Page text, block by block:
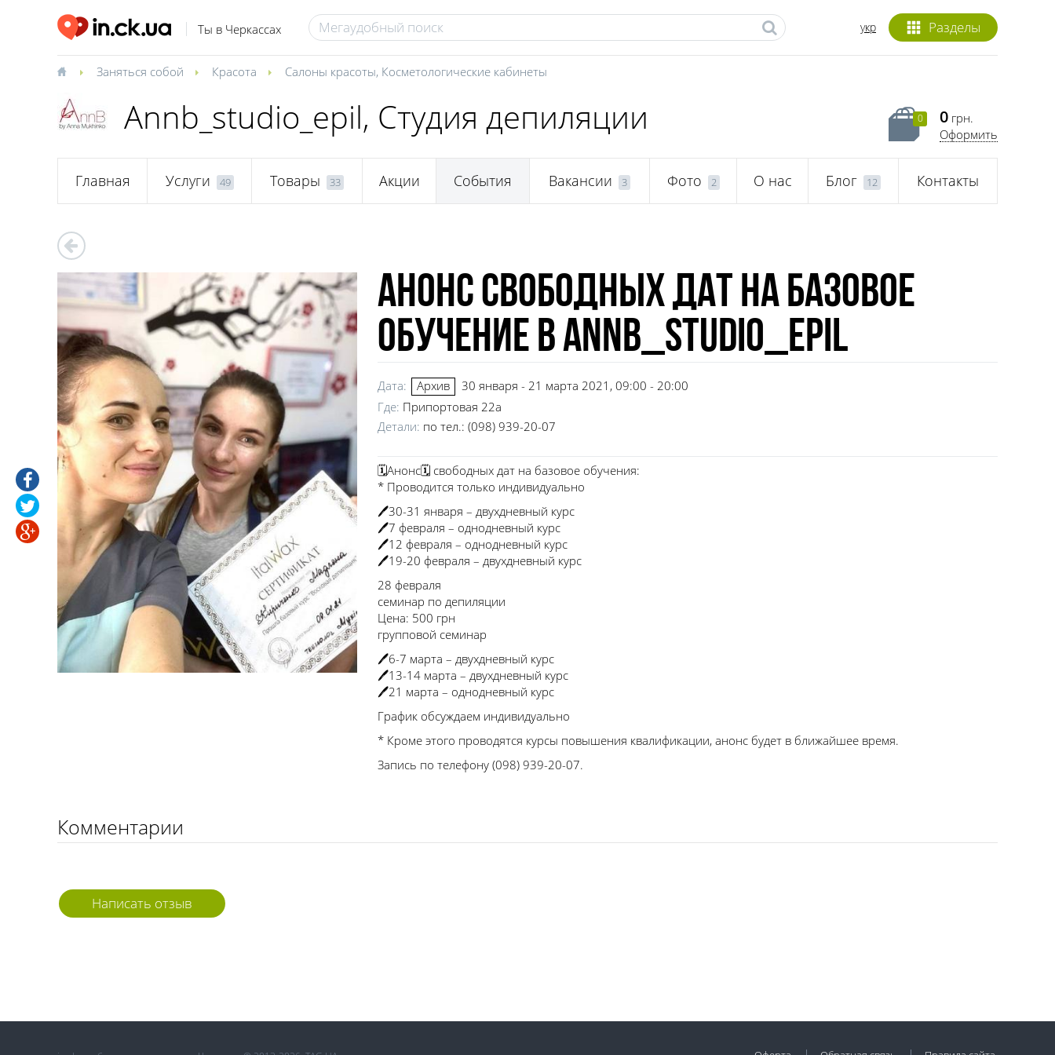
Ты в Черкассах Разделы
укр
Заняться собой Красота Салоны красоты, Косметологические кабинеты
Annb_studio_epil, Студия депиляции 0 0 грн.
Оформить
Главная Услуги 49 Товары 33 Акции События Вакансии 3 Фото 2 О нас Блог 12 Контакты
Анонс свободных дат на базовое
обучение в annb_studio_epil
Дата: Архив
30 января - 21 марта 2021, 09:00 - 20:00
Где: Припортовая 22а
Детали: по тел.: (098) 939-20-07
🗓Анонс🗓 свободных дат на базовое обучения:
* Проводится только индивидуально
🖊30-31 января – двухдневный курс
🖊7 февраля – однодневный курс
🖊12 февраля – однодневный курс
🖊19-20 февраля – двухдневный курс
28 февраля
семинар по депиляции
Цена: 500 грн
групповой семинар
🖊6-7 марта – двухдневный курс
🖊13-14 марта – двухдневный курс
🖊21 марта – однодневный курс
График обсуждаем индивидуально
* Кроме этого проводятся курсы повышения квалификации, анонс будет в ближайшее время.
Запись по телефону (098) 939-20-07.
Комментарии
Написать отзыв